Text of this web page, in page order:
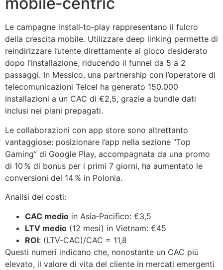
Le campagne install‑to‑play rappresentano il fulcro
della crescita mobile. Utilizzare deep linking permette di
reindirizzare l’utente direttamente al gioco desiderato
dopo l’installazione, riducendo il funnel da 5 a 2
passaggi. In Messico, una partnership con l’operatore di
telecomunicazioni Telcel ha generato 150.000
installazioni a un CAC di €2,5, grazie a bundle dati
inclusi nei piani prepagati.
Le collaborazioni con app store sono altrettanto
vantaggiose: posizionare l’app nella sezione “Top
Gaming” di Google Play, accompagnata da una promo
di 10 % di bonus per i primi 7 giorni, ha aumentato le
conversioni del 14 % in Polonia.
Analisi dei costi:
CAC medio in Asia‑Pacifico: €3,5
LTV medio (12 mesi) in Vietnam: €45
ROI: (LTV‑CAC)/CAC = 11,8
Questi numeri indicano che, nonostante un CAC più
elevato, il valore di vita del cliente in mercati emergenti